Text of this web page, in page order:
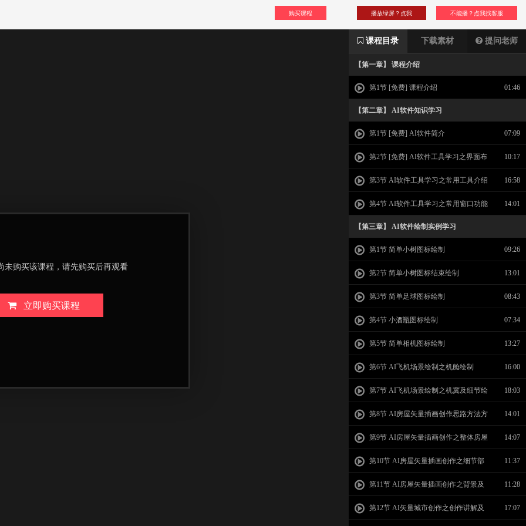
购买课程 不能播？点我找客服
播放绿屏？点我
课程目录 下载素材 提问老师
【第一章】 课程介绍
第1节 [免费] 课程介绍 01:46
【第二章】 AI软件知识学习
第1节 [免费] AI软件简介 07:09
第2节 [免费] AI软件工具学习之界面布
局介绍
10:17
第3节 AI软件工具学习之常用工具介绍 16:58
第4节 AI软件工具学习之常用窗口功能 14:01
【第三章】 AI软件绘制实例学习
第1节 简单小树图标绘制 09:26
第2节 简单小树图标结束绘制 13:01
第3节 简单足球图标绘制 08:43
第4节 小酒瓶图标绘制 07:34
第5节 简单相机图标绘制 13:27
第6节 AI飞机场景绘制之机舱绘制 16:00
第7节 AI飞机场景绘制之机冀及细节绘
制
18:03
第8节 AI房屋矢量插画创作思路方法方
法讲解
14:01
第9节 AI房屋矢量插画创作之整体房屋
结构绘制
14:07
第10节 AI房屋矢量插画创作之细节部
位添加
11:37
第11节 AI房屋矢量插画创作之背景及
环境添加
11:28
第12节 AI矢量城市创作之创作讲解及 17:07
未购买该课程，请先购买后再观看
立即购买课程